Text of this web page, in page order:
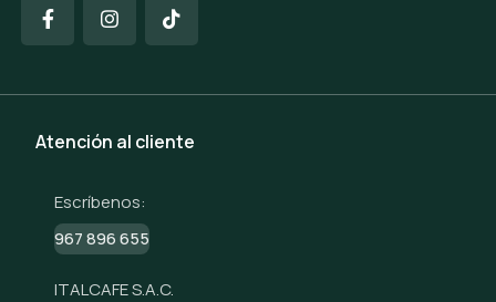
Atención al cliente
Escríbenos:
967 896 655
ITALCAFE S.A.C.